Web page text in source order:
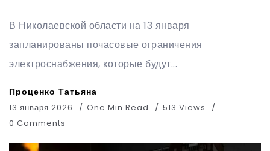
В Николаевской области на 13 января
запланированы почасовые ограничения
электроснабжения, которые будут...
Проценко Татьяна
13 января 2026 One Min Read
513 Views
0 Comments